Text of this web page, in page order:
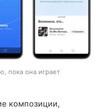
пока она играет
композиции,